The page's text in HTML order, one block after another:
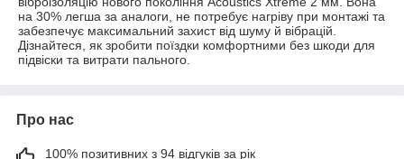
на 30% легша за аналоги, не потребує нагріву при монтажі та
забезпечує максимальний захист від шуму й вібрацій.
Дізнайтеся, як зробити поїздки комфортними без шкоди для
підвіски та витрати пального.
Про нас
100% позитивних з 94 відгуків за рік